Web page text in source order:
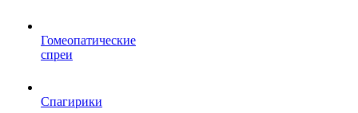
Гомеопатические
спреи
Спагирики